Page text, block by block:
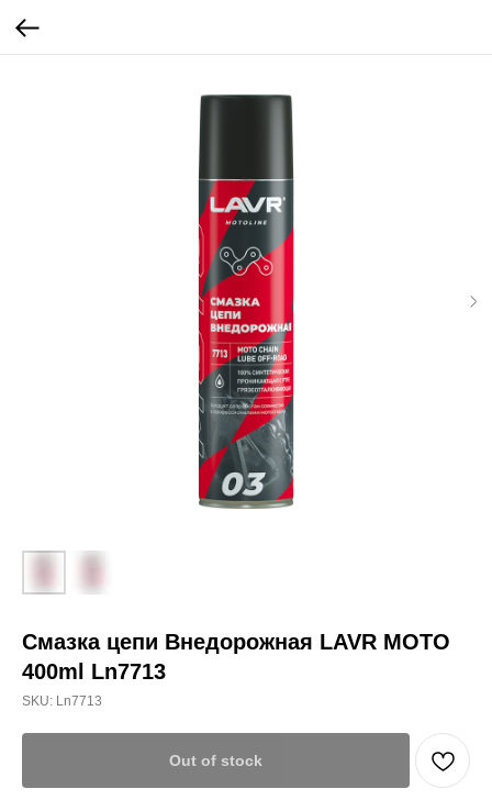
Смазка цепи Внедорожная LAVR MOTO
400ml Ln7713
SKU: Ln7713
Out of stock